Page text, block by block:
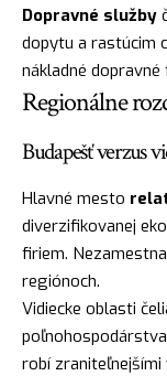
Dopravné služby
dopytu a rastúcim
nákladné
Regionálne
Budapešť verzus
Hlavné mesto
diverzifikovanej
firiem.
regiónoch.
Vidiecke oblasti
robí